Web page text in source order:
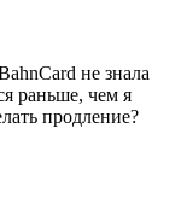
не знала
раньше, чем я
продление?